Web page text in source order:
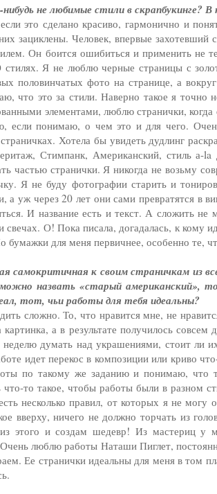
не любимые стили в
это сделано красиво, гармонично и
зациклены. Человек, впервые
Он боится ошибиться и применить не
Я не люблю черные страницы с
половинчатых фото на странице, а
что это за стили. Наверно такое я
элементами, люблю странички,
если понимаю, о чем это и для чего.
Хотела бы увидеть дудлинг
Стимпанк, Американский, стиль а-la
частью странички. Я никогда не возьму
Я не буду фотографии старить и
а уж через 20 лет они сами превратятся в
И название есть и текст. А сложить
свечах. О! Пока писала, догадалась, к кому
бумажки для меня первичнее, особенно те,
самокритичная к своим страничкам из
назвать «старый американский»,
тот, чьи работы для тебя идеальны?
сложно. То, что нравится мне, не
картинка, а в результате получилось
неделю думать над украшениями, стоит ли
идет перекос в композиции или криво
по такому же заданию и понимаю,
что-то такое, чтобы работы были в разном
несколько правил, от которых я не
вверху, ничего не должно торчать из
этого и создам шедевр! Из мастериц у
люблю работы Наташи Пиглет,
Ее странички идеальны для меня в том